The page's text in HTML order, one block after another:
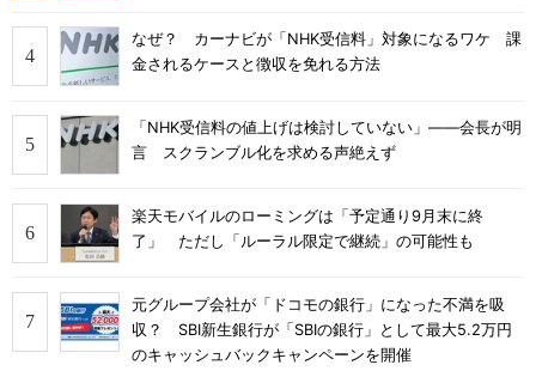
なぜ？ カーナビが「NHK受信料」対象になるワケ 課
金されるケースと徴収を免れる方法
「NHK受信料の値上げは検討していない」――会長が明
言 スクランブル化を求める声絶えず
楽天モバイルのローミングは「予定通り9月末に終
了」 ただし「ルーラル限定で継続」の可能性も
元グループ会社が「ドコモの銀行」になった不満を吸
収？ SBI新生銀行が「SBIの銀行」として最大5.2万円
のキャッシュバックキャンペーンを開催